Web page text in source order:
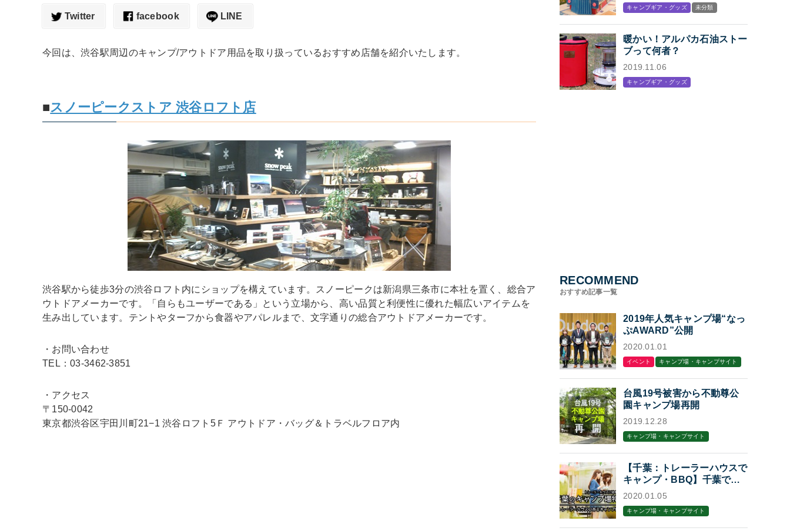
Twitter facebook LINE
今回は、渋谷駅周辺のキャンプ/アウトドア用品を取り扱っているおすすめ店舗を紹介いたします。
■スノーピークストア 渋谷ロフト店
渋谷駅から徒歩3分の渋谷ロフト内にショップを構えています。スノーピークは新潟県三条市に本社を置く、総合ア
ウトドアメーカーです。「自らもユーザーである」という立場から、高い品質と利便性に優れた幅広いアイテムを
生み出しています。テントやターフから食器やアパレルまで、文字通りの総合アウトドアメーカーです。
・お問い合わせ
TEL：03-3462-3851
・アクセス
〒150-0042
東京都渋谷区宇田川町21−1 渋谷ロフト5Ｆ アウトドア・バッグ＆トラベルフロア内
プン
キャンプギア・グッズ 未分類
暖かい！アルパカ石油ストー
ブって何者？
2019.11.06
キャンプギア・グッズ
RECOMMEND
おすすめ記事一覧
2019年人気キャンプ場“なっ
ぷAWARD”公開
2020.01.01
イベント キャンプ場・キャンプサイト
台風19号被害から不動尊公
園キャンプ場再開
2019.12.28
キャンプ場・キャンプサイト
【千葉：トレーラーハウスで
キャンプ・BBQ】千葉でト
レーラーハウスに泊まれるキ
2020.01.05
キャンプ場・キャンプサイト